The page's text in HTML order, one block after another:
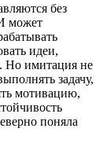
без
может
идеи,
Но имитация не
задачу,
мотивацию,
поняла